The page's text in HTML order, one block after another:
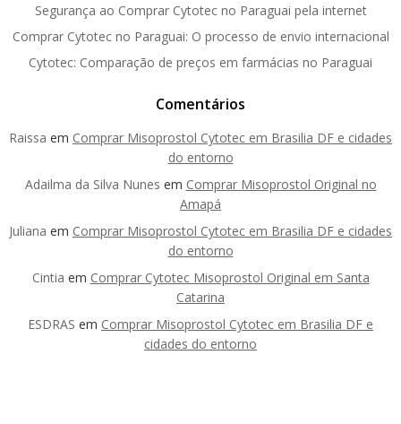
Segurança ao Comprar Cytotec no Paraguai pela internet
Comprar Cytotec no Paraguai: O processo de envio internacional
Cytotec: Comparação de preços em farmácias no Paraguai
Comentários
Raissa em Comprar Misoprostol Cytotec em Brasilia DF e cidades
do entorno
Adailma da Silva Nunes em Comprar Misoprostol Original no
Amapá
Juliana em Comprar Misoprostol Cytotec em Brasilia DF e cidades
do entorno
Cintia em Comprar Cytotec Misoprostol Original em Santa
Catarina
ESDRAS em Comprar Misoprostol Cytotec em Brasilia DF e
cidades do entorno